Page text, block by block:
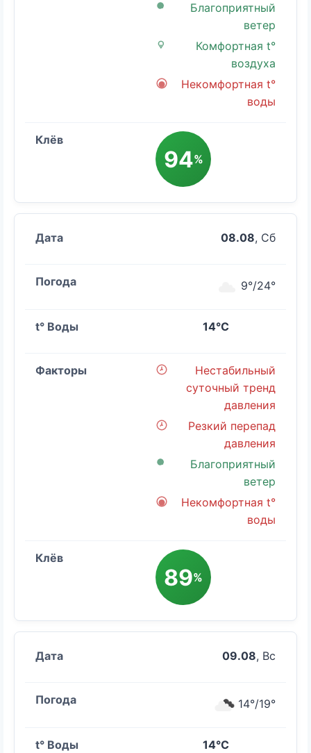
Благоприятный
ветер
Комфортная t°
воздуха
Некомфортная t°
воды
94%
08.08, Сб
9°/24°
14°C
Нестабильный
суточный тренд
давления
Резкий перепад
давления
Благоприятный
ветер
Некомфортная t°
воды
89%
09.08, Вс
14°/19°
14°C